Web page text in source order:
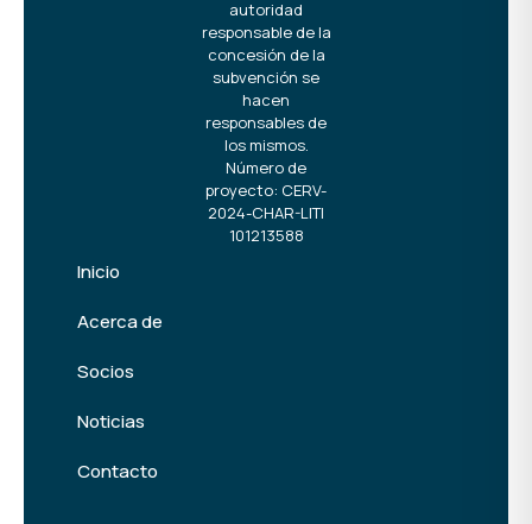
autoridad
responsable de la
concesión de la
subvención se
hacen
responsables de
los mismos.
Número de
proyecto: CERV-
2024-CHAR-LITI
101213588
Inicio
Acerca de
Socios
Noticias
Contacto